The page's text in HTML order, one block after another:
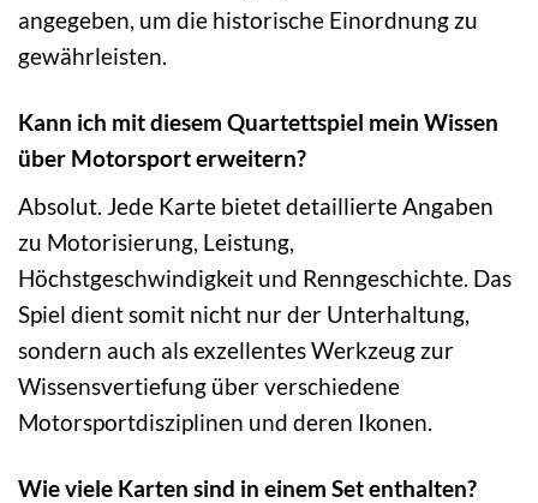
angegeben, um die historische Einordnung zu
gewährleisten.
Kann ich mit diesem Quartettspiel mein Wissen
über Motorsport erweitern?
Absolut. Jede Karte bietet detaillierte Angaben
zu Motorisierung, Leistung,
Höchstgeschwindigkeit und Renngeschichte. Das
Spiel dient somit nicht nur der Unterhaltung,
sondern auch als exzellentes Werkzeug zur
Wissensvertiefung über verschiedene
Motorsportdisziplinen und deren Ikonen.
Wie viele Karten sind in einem Set enthalten?